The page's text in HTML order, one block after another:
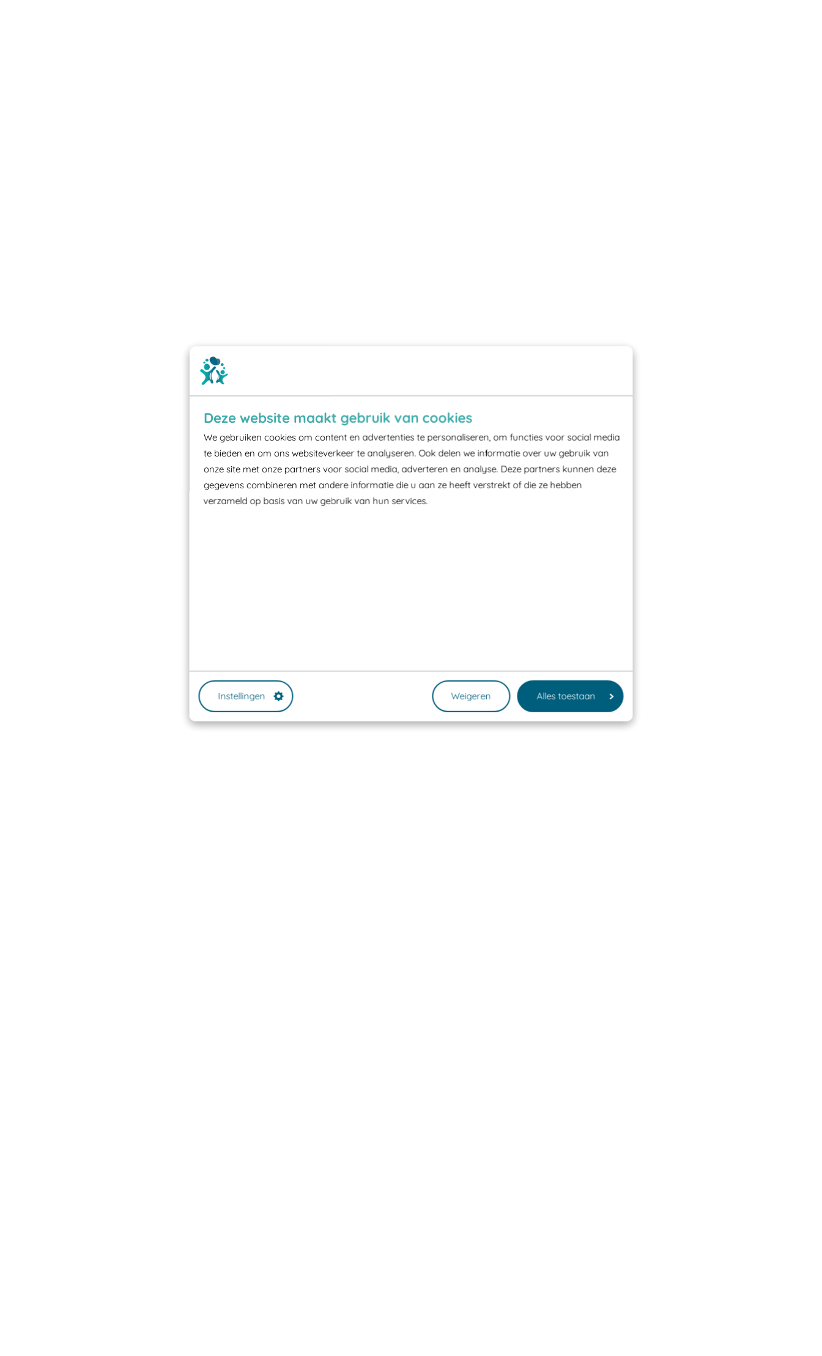
Deze website maakt gebruik van cookies
We gebruiken cookies om content en advertenties te personaliseren, om functies voor social media
te bieden en om ons websiteverkeer te analyseren. Ook delen we informatie over uw gebruik van
onze site met onze partners voor social media, adverteren en analyse. Deze partners kunnen deze
gegevens combineren met andere informatie die u aan ze heeft verstrekt of die ze hebben
verzameld op basis van uw gebruik van hun services.
Instellingen Weigeren Alles toestaan